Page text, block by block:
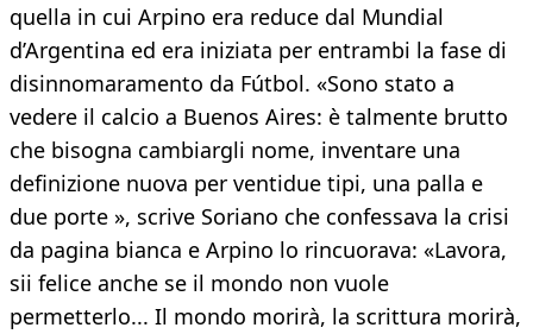
quella in cui Arpino era reduce dal Mundial
d’Argentina ed era iniziata per entrambi la fase di
disinnomaramento da Fútbol. «Sono stato a
vedere il calcio a Buenos Aires: è talmente brutto
che bisogna cambiargli nome, inventare una
definizione nuova per ventidue tipi, una palla e
due porte », scrive Soriano che confessava la crisi
da pagina bianca e Arpino lo rincuorava: «Lavora,
sii felice anche se il mondo non vuole
permetterlo... Il mondo morirà, la scrittura morirà,